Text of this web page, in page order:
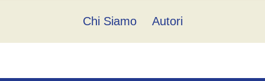
Chi Siamo Autori